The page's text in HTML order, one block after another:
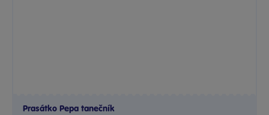
King Julien - Madagascar